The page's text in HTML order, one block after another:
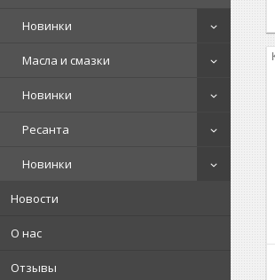
Новинки
Масла и смазки
Новинки
Ресанта
Новинки
Новости
О нас
Отзывы